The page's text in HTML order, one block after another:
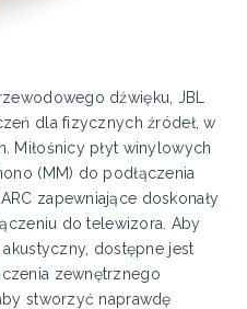
dźwięku, JBL
dla fizycznych źródeł, w
Miłośnicy płyt winylowych
(MM) do podłączenia
zapewniające doskonały
do telewizora. Aby
dostępne jest
zewnętrznego
stworzyć naprawdę